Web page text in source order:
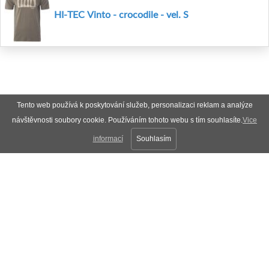
Tento web používá k poskytování služeb, personalizaci reklam a analýze
návštěvnosti soubory cookie. Používáním tohoto webu s tím souhlasíte.Vice
informací Souhlasím
HI-TEC Vinto - crocodile - vel. S